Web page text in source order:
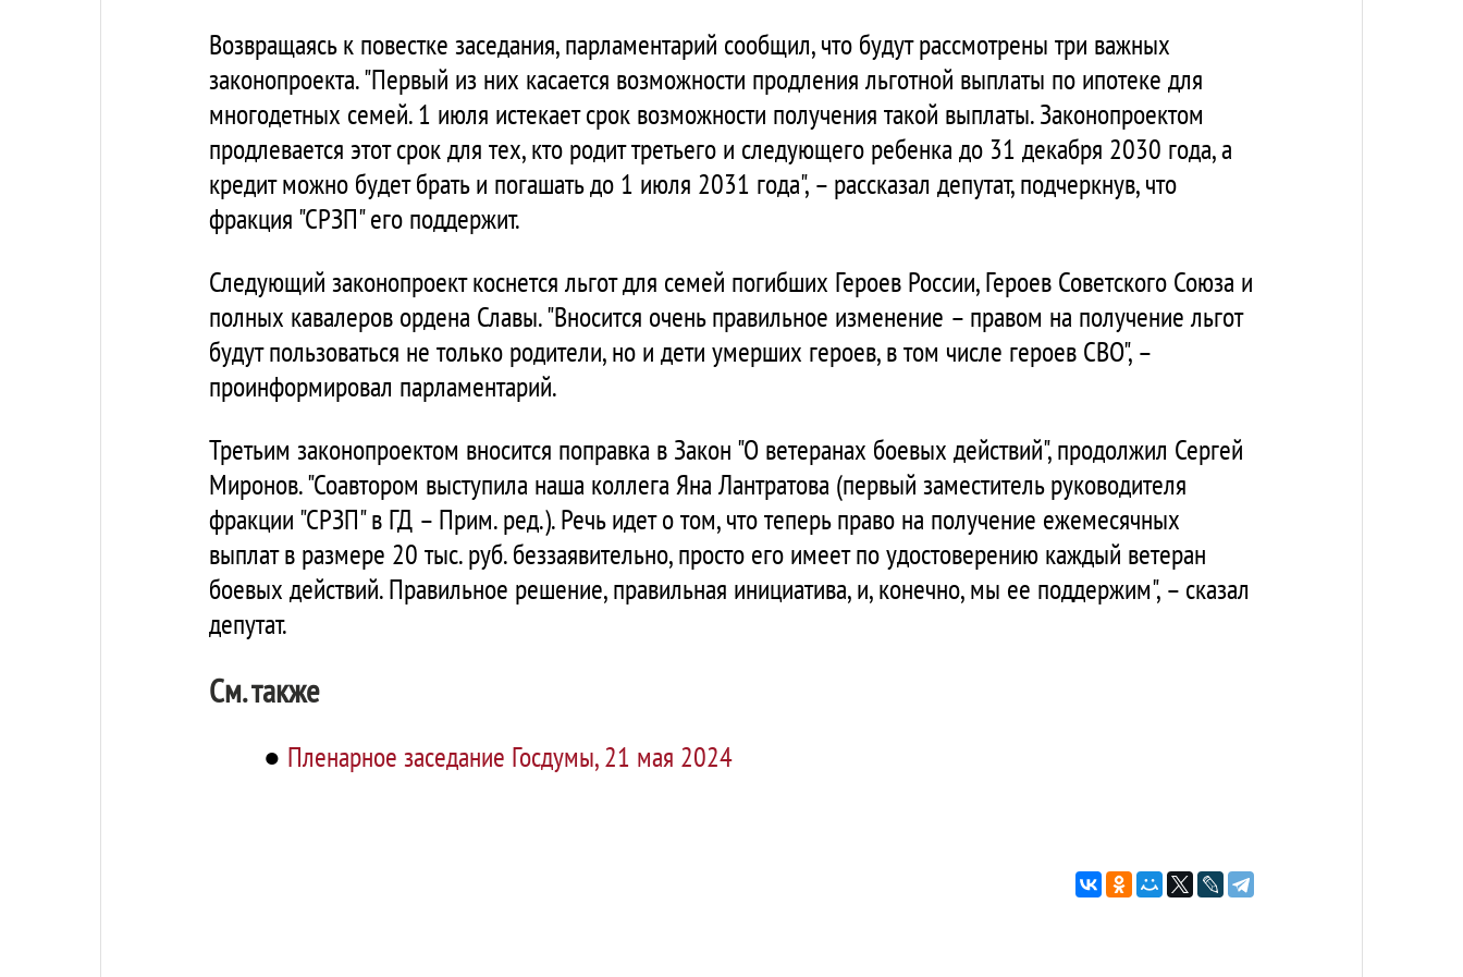
Возвращаясь к повестке заседания, парламентарий сообщил, что будут рассмотрены три важных
законопроекта. "Первый из них касается возможности продления льготной выплаты по ипотеке для
многодетных семей. 1 июля истекает срок возможности получения такой выплаты. Законопроектом
продлевается этот срок для тех, кто родит третьего и следующего ребенка до 31 декабря 2030 года, а
кредит можно будет брать и погашать до 1 июля 2031 года", – рассказал депутат, подчеркнув, что
фракция "СРЗП" его поддержит.
Следующий законопроект коснется льгот для семей погибших Героев России, Героев Советского Союза и
полных кавалеров ордена Славы. "Вносится очень правильное изменение – правом на получение льгот
будут пользоваться не только родители, но и дети умерших героев, в том числе героев СВО", –
проинформировал парламентарий.
Третьим законопроектом вносится поправка в Закон "О ветеранах боевых действий", продолжил Сергей
Миронов. "Соавтором выступила наша коллега Яна Лантратова (первый заместитель руководителя
фракции "СРЗП" в ГД – Прим. ред.). Речь идет о том, что теперь право на получение ежемесячных
выплат в размере 20 тыс. руб. беззаявительно, просто его имеет по удостоверению каждый ветеран
боевых действий. Правильное решение, правильная инициатива, и, конечно, мы ее поддержим", – сказал
депутат.
См. также
● Пленарное заседание Госдумы, 21 мая 2024